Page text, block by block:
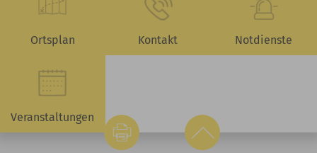
Ortsplan Kontakt Notdienste
Veranstaltungen